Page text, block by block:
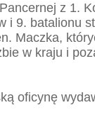
z 1.
i 9. batalionu
Maczka,
w kraju i
oficynę